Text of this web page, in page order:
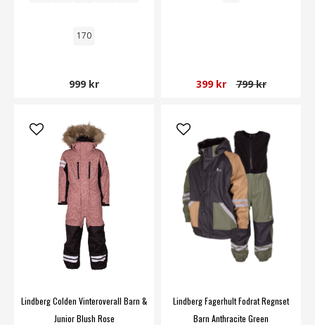
170
999 kr 399 kr 799 kr
Lindberg Colden Vinteroverall Barn &
Junior Blush Rose
Lindberg Fagerhult Fodrat Regnset
Barn Anthracite Green